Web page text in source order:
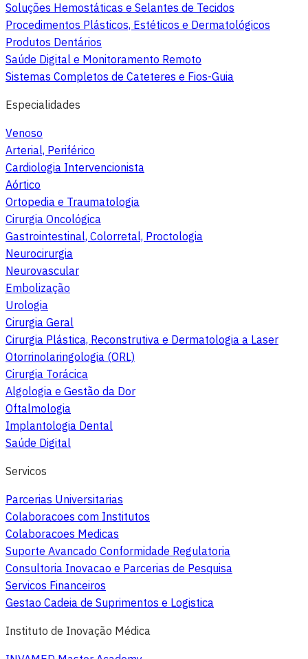
Soluções Hemostáticas e Selantes de Tecidos
Procedimentos Plásticos, Estéticos e Dermatológicos
Produtos Dentários
Saúde Digital e Monitoramento Remoto
Sistemas Completos de Cateteres e Fios-Guia
Especialidades
Venoso
Arterial, Periférico
Cardiologia Intervencionista
Aórtico
Ortopedia e Traumatologia
Cirurgia Oncológica
Gastrointestinal, Colorretal, Proctologia
Neurocirurgia
Neurovascular
Embolização
Urologia
Cirurgia Geral
Cirurgia Plástica, Reconstrutiva e Dermatologia a Laser
Otorrinolaringologia (ORL)
Cirurgia Torácica
Algologia e Gestão da Dor
Oftalmologia
Implantologia Dental
Saúde Digital
Servicos
Parcerias Universitarias
Colaboracoes com Institutos
Colaboracoes Medicas
Suporte Avancado Conformidade Regulatoria
Consultoria Inovacao e Parcerias de Pesquisa
Servicos Financeiros
Gestao Cadeia de Suprimentos e Logistica
Instituto de Inovação Médica